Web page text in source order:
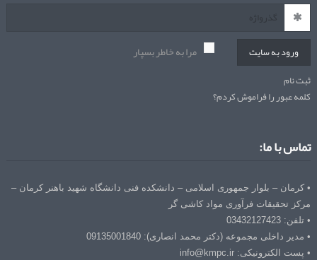
ورود به سایت مرا به خاطر بسپار
ثبت نام
کلمه عبور را فراموش کردم؟
تماس با ما:
• کرمان – بلوار جمهوری اسلامی – دانشکده فنی دانشگاه شهید باهنر کرمان –
مرکز تحقیقات فرآوری مواد کاشی گر
• تلفن: 03432127423
• مدیر داخلی مجموعه (دکتر محمد انصاری): 09135001840
• پست الکترونیکی: info@kmpc.ir